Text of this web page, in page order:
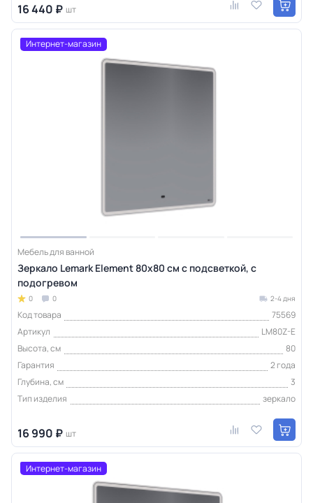
16 440 ₽ шт
Интернет-магазин
Мебель для ванной
Зеркало Lemark Element 80х80 см с подсветкой, с
подогревом
0 0 2-4 дня
Код товара
75569
Артикул
LM80Z-E
Высота, см
80
Гарантия
2 года
Глубина, см
3
Тип изделия
зеркало
16 990 ₽ шт
Интернет-магазин